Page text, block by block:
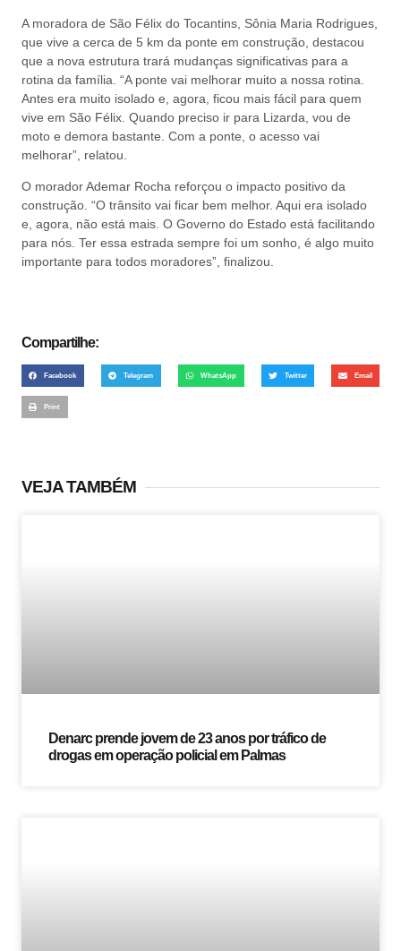
A moradora de São Félix do Tocantins, Sônia Maria Rodrigues,
que vive a cerca de 5 km da ponte em construção, destacou
que a nova estrutura trará mudanças significativas para a
rotina da família. “A ponte vai melhorar muito a nossa rotina.
Antes era muito isolado e, agora, ficou mais fácil para quem
vive em São Félix. Quando preciso ir para Lizarda, vou de
moto e demora bastante. Com a ponte, o acesso vai
melhorar”, relatou.
O morador Ademar Rocha reforçou o impacto positivo da
construção. “O trânsito vai ficar bem melhor. Aqui era isolado
e, agora, não está mais. O Governo do Estado está facilitando
para nós. Ter essa estrada sempre foi um sonho, é algo muito
importante para todos moradores”, finalizou.
Compartilhe:
Facebook Telegram WhatsApp Twitter Email
Print
VEJA TAMBÉM
Denarc prende jovem de 23 anos por tráfico de
drogas em operação policial em Palmas